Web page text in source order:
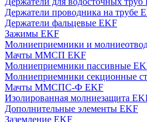
Держатели проводника на трубе
Держатели фальцевые EKF
Зажимы EKF
Молниеприемники и
Мачты ММСП EKF
Молниеприемники пассивные
Молниеприемники секционные
Мачты ММСПС-Ф EKF
Изолированная молниезащита
Дополнительные элементы EKF
Заземление EKF